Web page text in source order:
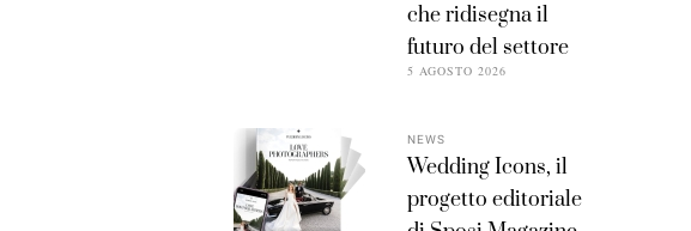
che ridisegna il
futuro del settore
5 AGOSTO 2026
NEWS
Wedding Icons, il
progetto editoriale